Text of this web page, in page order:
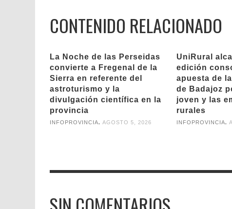
CONTENIDO RELACIONADO
La Noche de las Perseidas
convierte a Fregenal de la
Sierra en referente del
astroturismo y la
divulgación científica en la
provincia
INFOPROVINCIA AGOSTO 5, 2026
UniRural
edición
apuesta de
de Badajoz
joven y las
rurales
INFOPROVINCIA